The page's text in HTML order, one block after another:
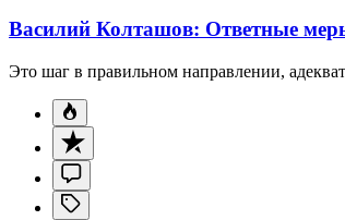
Василий Колташов: Ответные
Это шаг в правильном направлении,